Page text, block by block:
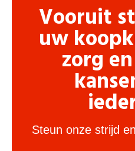
Vooruit
uw
zorg
Steun onze strijd